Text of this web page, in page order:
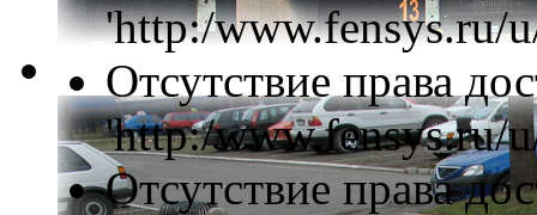
'http:/www.fensys.ru/
Отсутствие права
'http:/www.fensys.ru/
Отсутствие права